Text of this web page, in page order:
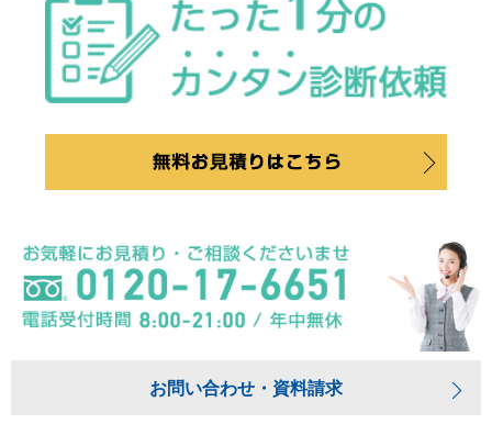
お問い合わせ・資料請求